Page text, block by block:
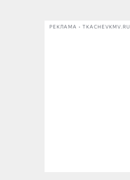
РЕКЛАМА • TKACHEVKMV.RU